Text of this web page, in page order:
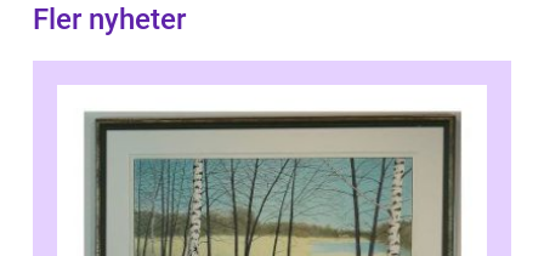
Fler nyheter